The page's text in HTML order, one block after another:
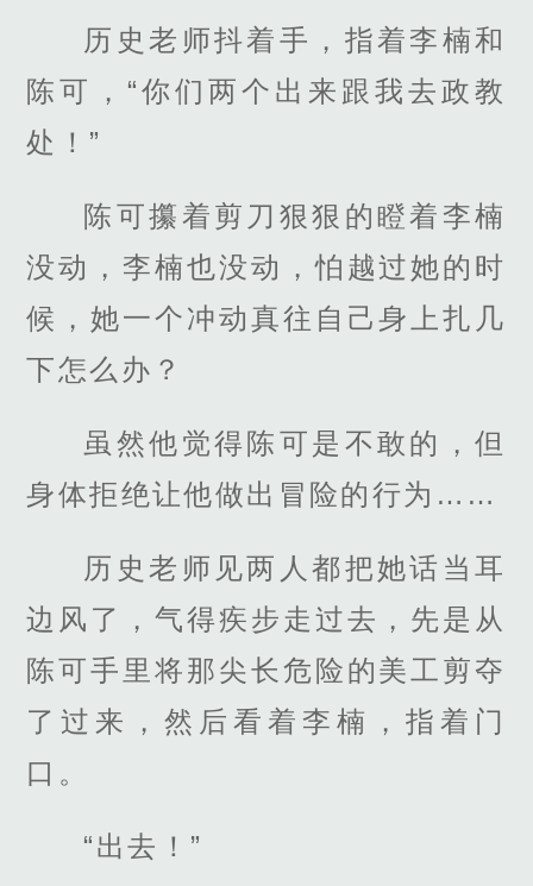
历史老师抖着手，指着李楠和
陈可，“你们两个出来跟我去政教
处！”
陈可攥着剪刀狠狠的瞪着李楠
没动，李楠也没动，怕越过她的时
候，她一个冲动真往自己身上扎几
下怎么办？
虽然他觉得陈可是不敢的，但
身体拒绝让他做出冒险的行为……
历史老师见两人都把她话当耳
边风了，气得疾步走过去，先是从
陈可手里将那尖长危险的美工剪夺
了过来，然后看着李楠，指着门
口。
“出去！”